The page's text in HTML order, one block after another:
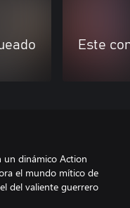
Este
un dinámico Action
el mundo mítico de
del valiente guerrero